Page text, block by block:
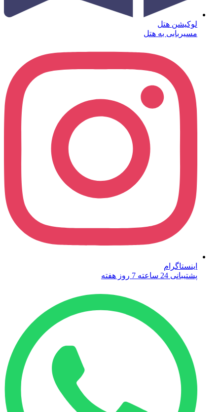
لوکیشن هتل
مسیربابی به هتل
اینستاگرام
پشتیبانی 24 ساعته 7 روز هفته